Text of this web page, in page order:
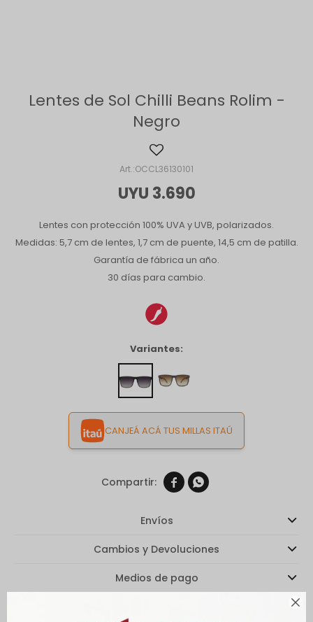

Lentes de Sol Chilli Beans Rolim -
Negro
OCCL36130101
UYU 3.690
Lentes con protección 100% UVA y UVB, polarizados.
Medidas: 5,7 cm de lentes, 1,7 cm de puente, 14,5 cm de patilla.
Garantía de fábrica un año.
30 días para cambio.
Variantes:
CANJEÁ ACÁ TUS MILLAS ITAÚ
 
Envíos
Cambios y Devoluciones
Medios de pago